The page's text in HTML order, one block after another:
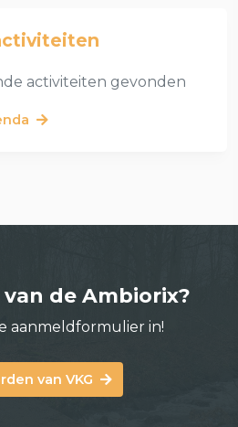
activiteiten gevonden
de Ambiorix?
aanmeldformulier in!
van VKG